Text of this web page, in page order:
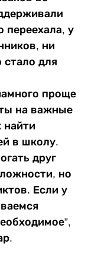
переехала, у
ни
стало для
проще
на важные
найти
в школу.
друг
но
Если у